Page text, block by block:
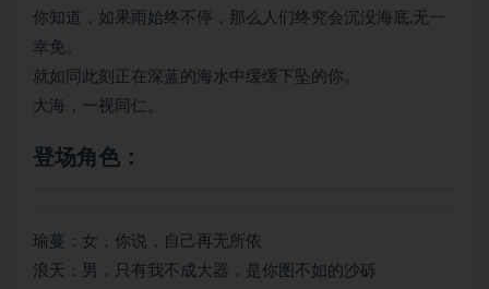
你知道，如果雨始终不停，那么人们终究会沉没海底,无一
幸免。
就如同此刻正在深蓝的海水中缓缓下坠的你。
大海，一视同仁。
登场角色：
瑜蔓：女，你说，自己再无所依
浪天：男，只有我不成大器，是你图不如的沙砾